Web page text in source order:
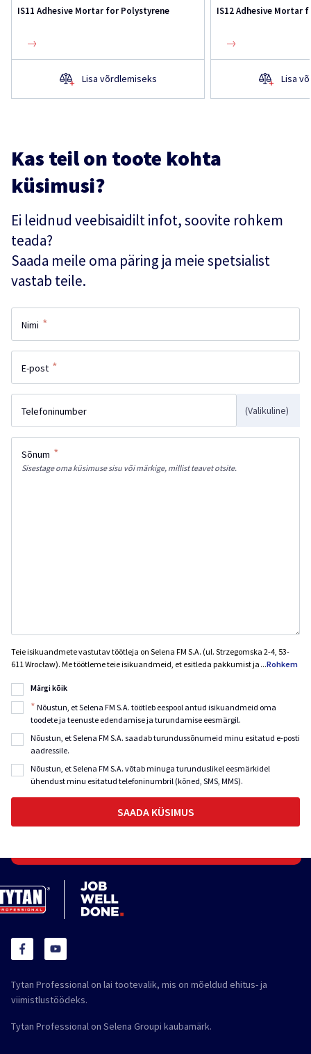
IS11 Adhesive Mortar for Polystyrene
Lisa võrdlemiseks
IS12 Adhesive Mortar
Lisa
Kas teil on toote kohta
küsimusi?
Ei leidnud veebisaidilt infot, soovite rohkem
teada?
Saada meile oma päring ja meie spetsialist
vastab teile.
Nimi *
E-post *
Telefoninumber (Valikuline)
Sõnum *
Sisestage oma küsimuse sisu või märkige, millist teavet otsite.
Teie isikuandmete vastutav töötleja on Selena FM S.A. (ul. Strzegomska 2-4, 53-
611 Wrocław). Me töötleme teie isikuandmeid, et esitleda pakkumist ja ...Rohkem
Märgi kõik
* Nõustun, et Selena FM S.A. töötleb eespool antud isikuandmeid oma
toodete ja teenuste edendamise ja turundamise eesmärgil.
Nõustun, et Selena FM S.A. saadab turundussõnumeid minu esitatud e-posti
aadressile.
Nõustun, et Selena FM S.A. võtab minuga turunduslikel eesmärkidel
ühendust minu esitatud telefoninumbril (kõned, SMS, MMS).
Tytan Professional on lai tootevalik, mis on mõeldud ehitus- ja
viimistlustöödeks.
Tytan Professional on Selena Groupi kaubamärk.